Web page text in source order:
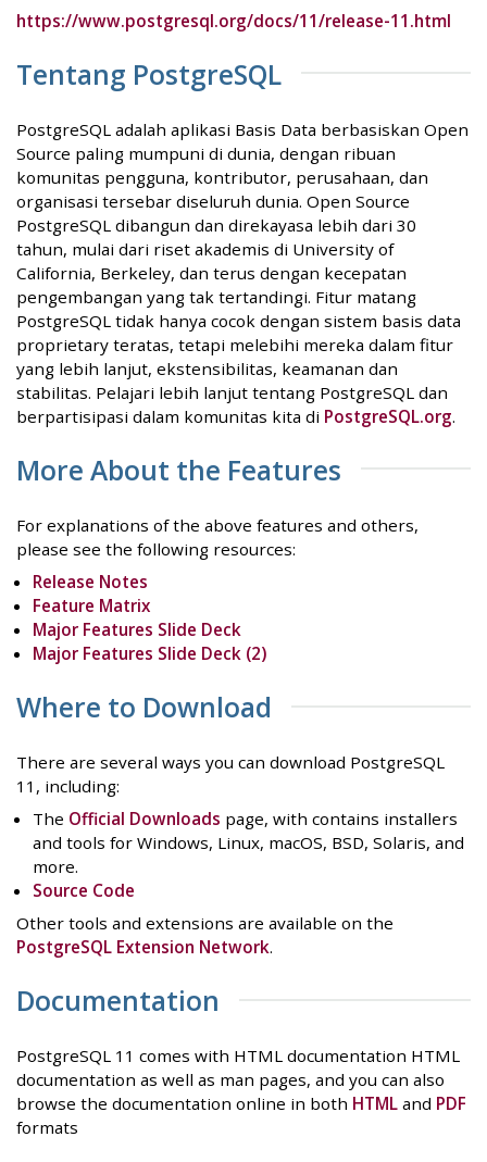
https://www.postgresql.org/docs/11/release-11.html
Tentang PostgreSQL
PostgreSQL adalah aplikasi Basis Data berbasiskan Open
Source paling mumpuni di dunia, dengan ribuan
komunitas pengguna, kontributor, perusahaan, dan
organisasi tersebar diseluruh dunia. Open Source
PostgreSQL dibangun dan direkayasa lebih dari 30
tahun, mulai dari riset akademis di University of
California, Berkeley, dan terus dengan kecepatan
pengembangan yang tak tertandingi. Fitur matang
PostgreSQL tidak hanya cocok dengan sistem basis data
proprietary teratas, tetapi melebihi mereka dalam fitur
yang lebih lanjut, ekstensibilitas, keamanan dan
stabilitas. Pelajari lebih lanjut tentang PostgreSQL dan
berpartisipasi dalam komunitas kita di PostgreSQL.org.
More About the Features
For explanations of the above features and others,
please see the following resources:
Release Notes
Feature Matrix
Major Features Slide Deck
Major Features Slide Deck (2)
Where to Download
There are several ways you can download PostgreSQL
11, including:
The Official Downloads page, with contains installers
and tools for Windows, Linux, macOS, BSD, Solaris, and
more.
Source Code
Other tools and extensions are available on the
PostgreSQL Extension Network.
Documentation
PostgreSQL 11 comes with HTML documentation HTML
documentation as well as man pages, and you can also
browse the documentation online in both HTML and PDF
formats